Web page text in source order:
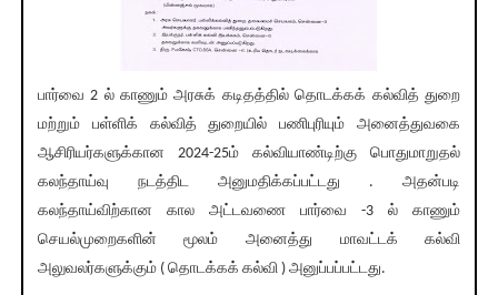
பார்வை 2 ல் காணும் அரசுக் கடிதத்தில் தொடக்கக் கல்வித் துறை
மற்றும் பள்ளிக் கல்வித் துறையில் பணிபுரியும் அனைத்துவகை
ஆசிரியர்களுக்கான 2024-25ம் கல்வியாண்டிற்கு பொதுமாறுதல்
கலந்தாய்வு நடத்திட அனுமதிக்கப்பட்டது . அதன்படி
கலந்தாய்விற்கான கால அட்டவணை பார்வை -3 ல் காணும்
செயல்முறைகளின் மூலம் அனைத்து மாவட்டக் கல்வி
அலுவலர்களுக்கும் ( தொடக்கக் கல்வி ) அனுப்பப்பட்டது.